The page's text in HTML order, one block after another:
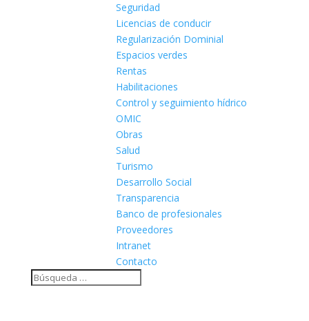
Seguridad
Licencias de conducir
Regularización Dominial
Espacios verdes
Rentas
Habilitaciones
Control y seguimiento hídrico
OMIC
Obras
Salud
Turismo
Desarrollo Social
Transparencia
Banco de profesionales
Proveedores
Intranet
Contacto